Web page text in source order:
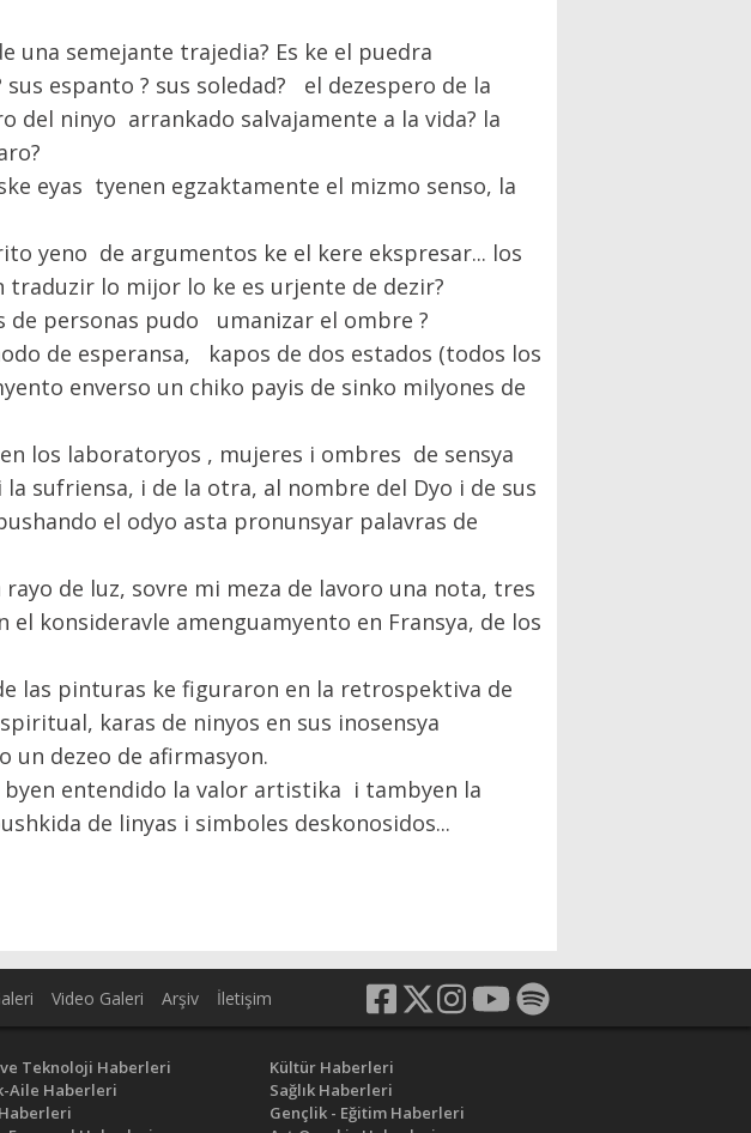
semejante trajedia? Es ke el puedra
espanto ? sus soledad? el dezespero de la
del ninyo arrankado salvajamente a la vida? la
eyas tyenen egzaktamente el mizmo senso, la
yeno de argumentos ke el kere ekspresar... los
traduzir lo mijor lo ke es urjente de dezir?
de personas pudo umanizar el ombre ?
de esperansa, kapos de dos estados (todos los
enverso un chiko payis de sinko milyones de
los laboratoryos , mujeres i ombres de sensya
sufriensa, i de la otra, al nombre del Dyo i de sus
el odyo asta pronunsyar palavras de
de luz, sovre mi meza de lavoro una nota, tres
konsideravle amenguamyento en Fransya, de los
las pinturas ke figuraron en la retrospektiva de
karas de ninyos en sus inosensya
un dezeo de afirmasyon.
entendido la valor artistika i tambyen la
de linyas i simboles deskonosidos...
Video Galeri Arşiv İletişim
Teknoloji Haberleri
Aile Haberleri
Kültür Haberleri
Sağlık Haberleri
Gençlik - Eğitim Haberleri